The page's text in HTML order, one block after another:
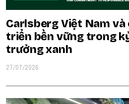
Carlsberg Việt Nam
triển bền vững trong
trưởng xanh
27/07/2026